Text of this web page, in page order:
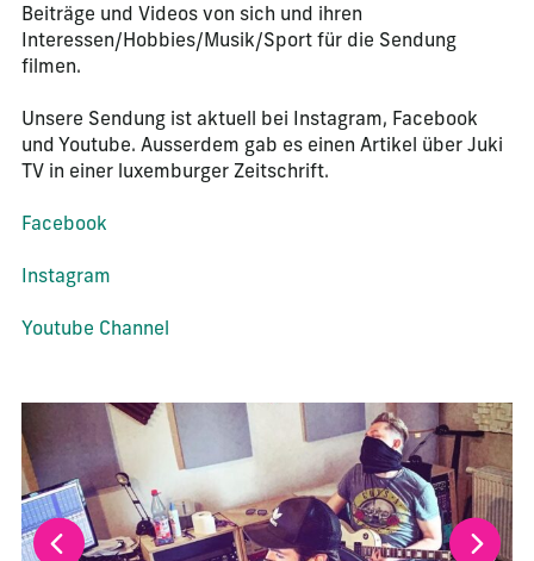
Beiträge und Videos von sich und ihren
Interessen/Hobbies/Musik/Sport für die Sendung
filmen.
Unsere Sendung ist aktuell bei Instagram, Facebook
und Youtube. Ausserdem gab es einen Artikel über Juki
TV in einer luxemburger Zeitschrift.
Facebook
Instagram
Youtube Channel
La modification de la diapositive actuelle de ce